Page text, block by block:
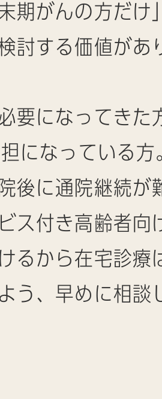
期がんの方だけ
討する価値があ
要になってきた
になっている方
後に通院継続が
ス付き高齢者向
るから在宅診療
う、早めに相談